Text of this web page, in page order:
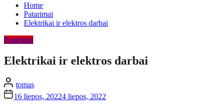
Home
Patarimai
Elektrikai ir elektros darbai
Patarimai
Elektrikai ir elektros darbai
tomas
16 liepos, 20224 liepos, 2022